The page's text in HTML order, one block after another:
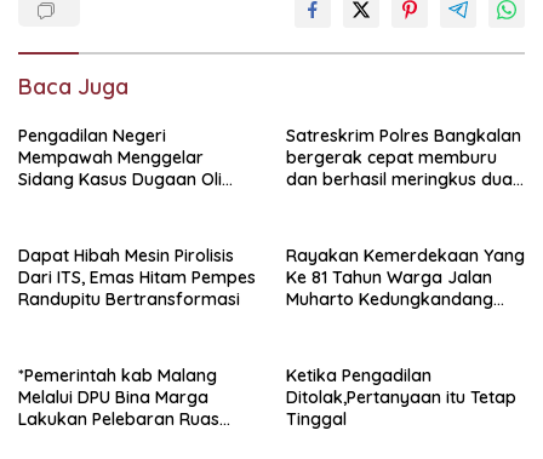
Baca Juga
Pengadilan Negeri
Mempawah Menggelar
Sidang Kasus Dugaan Oli
Penipuan Dari Jaringan
Pemasok PT. DAB
Satreskrim Polres Bangkalan
bergerak cepat memburu
dan berhasil meringkus dua
Sidoarjo dan HP (25) warga
Tulungagung.
Dapat Hibah Mesin Pirolisis
Dari ITS, Emas Hitam Pempes
Randupitu Bertransformasi
Rayakan Kemerdekaan Yang
Ke 81 Tahun Warga Jalan
Muharto Kedungkandang
*Pemerintah kab Malang
Melalui DPU Bina Marga
Lakukan Pelebaran Ruas
Ketika Pengadilan
Ditolak,Pertanyaan itu Tetap
Tinggal